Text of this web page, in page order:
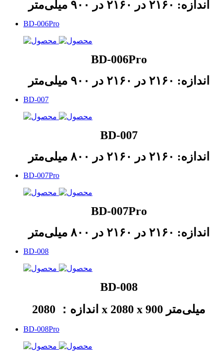
اندازه: ۲۱۶۰ در ۲۱۶۰ در ۹۰۰ میلی‌متر
BD-006Pro
BD-006Pro
اندازه: ۲۱۶۰ در ۲۱۶۰ در ۹۰۰ میلی‌متر
BD-007
BD-007
اندازه: ۲۱۶۰ در ۲۱۶۰ در ۸۰۰ میلی‌متر
BD-007Pro
BD-007Pro
اندازه: ۲۱۶۰ در ۲۱۶۰ در ۸۰۰ میلی‌متر
BD-008
BD-008
اندازه： 2080 x 2080 x 900 میلی‌متر
BD-008Pro